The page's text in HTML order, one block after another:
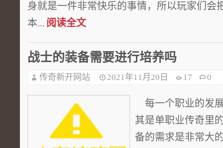
身就是一件非常快乐的事情，所以玩家们会
本... 阅读全文
战士的装备需要进行培养吗
传奇新开网站 2021年11月20日 17 0
每一个职业的发
其是单职业传奇里
备的需求是非常大